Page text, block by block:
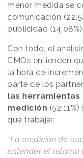
menor medida se
comunicación
publicidad (14,08%).
Con todo, el
CMOs entienden
la hora de
parte de los
las herramientas
medición
que trabajar.
“La medición de
entender el retorno